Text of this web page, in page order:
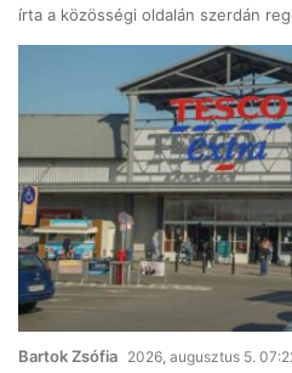
írta a közösségi oldalán szerdán
Bartok Zsófia 2026, augusztus 5.